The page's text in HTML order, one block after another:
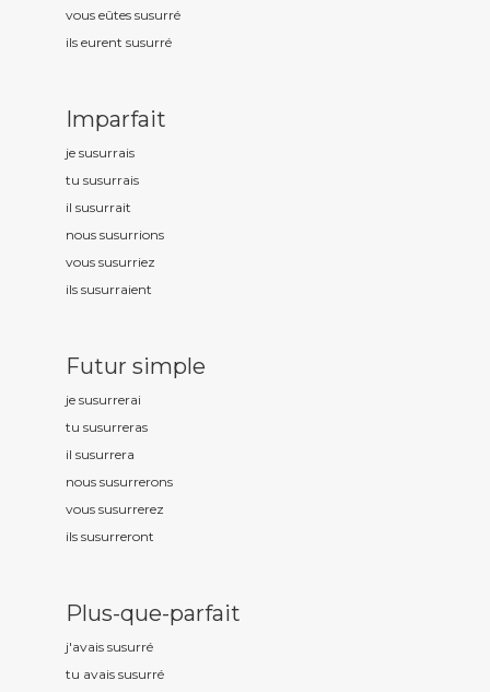
vous eûtes susurré
ils eurent susurré
Imparfait
je susurrais
tu susurrais
il susurrait
nous susurrions
vous susurriez
ils susurraient
Futur simple
je susurrerai
tu susurreras
il susurrera
nous susurrerons
vous susurrerez
ils susurreront
Plus-que-parfait
j'avais susurré
tu avais susurré